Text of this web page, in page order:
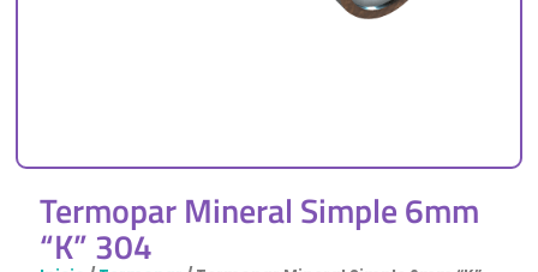
Termopar Mineral Simple 6mm
“K” 304